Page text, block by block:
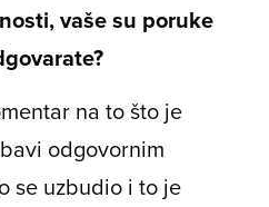
vaše su poruke
na to što je
odgovornim
se uzbudio i to je